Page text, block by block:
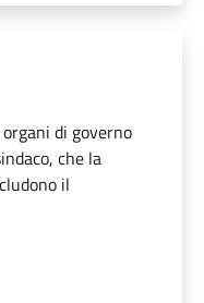
di governo
che la
il